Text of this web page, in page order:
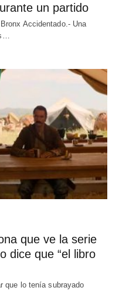
un partido
Accidentado.- Una
que ve la serie
dice que “el libro
que lo tenía subrayado